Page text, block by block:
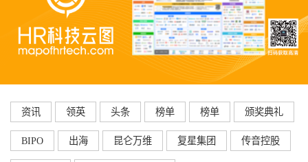
资讯 领英 头条 榜单 榜单 颁奖典礼
BIPO 出海 昆仑万维 复星集团 传音控股